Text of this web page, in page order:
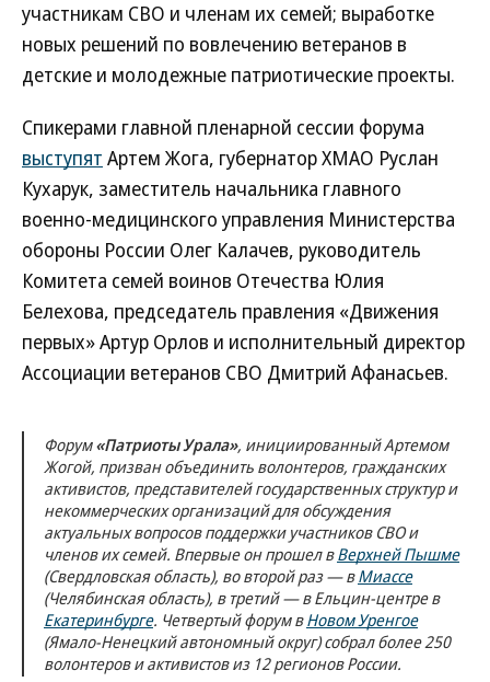
участникам СВО и членам их семей; выработке
новых решений по вовлечению ветеранов в
детские и молодежные патриотические проекты.
Спикерами главной пленарной сессии форума
выступят Артем Жога, губернатор ХМАО Руслан
Кухарук, заместитель начальника главного
военно-медицинского управления Министерства
обороны России Олег Калачев, руководитель
Комитета семей воинов Отечества Юлия
Белехова, председатель правления «Движения
первых» Артур Орлов и исполнительный директор
Ассоциации ветеранов СВО Дмитрий Афанасьев.
Форум«Патриоты Урала», инициированный Артемом
Жогой, призван объединить волонтеров, гражданских
активистов, представителей государственных структур и
некоммерческих организаций для обсуждения
актуальных вопросов поддержки участников СВО и
членов их семей. Впервые он прошел вВерхней Пышме
(Свердловская область), во второй раз — вМиассе
(Челябинская область), в третий — в Ельцин-центре в
Екатеринбурге. Четвертый форум вНовом Уренгое
(Ямало-Ненецкий автономный округ) собрал более 250
волонтеров и активистов из 12 регионов России.